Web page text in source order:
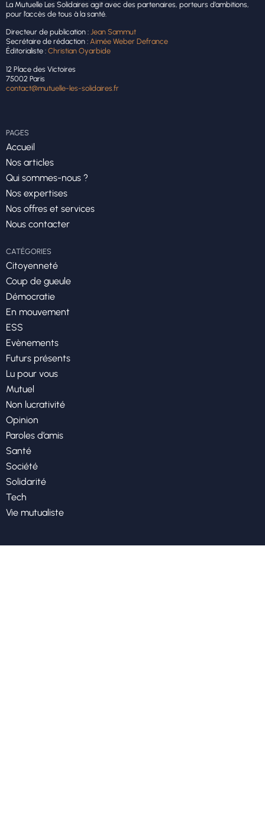
La Mutuelle Les Solidaires agit avec des partenaires, porteurs d’ambitions,
pour l’accès de tous à la santé.
Directeur de publication : Jean Sammut
Secrétaire de rédaction : Aimée Weber Defrance
Éditorialiste : Christian Oyarbide
12 Place des Victoires
75002 Paris
contact@mutuelle-les-solidaires.fr
PAGES
Accueil
Nos articles
Qui sommes-nous ?
Nos expertises
Nos offres et services
Nous contacter
CATÉGORIES
Citoyenneté
Coup de gueule
Démocratie
En mouvement
ESS
Evènements
Futurs présents
Lu pour vous
Mutuel
Non lucrativité
Opinion
Paroles d’amis
Santé
Société
Solidarité
Tech
Vie mutualiste